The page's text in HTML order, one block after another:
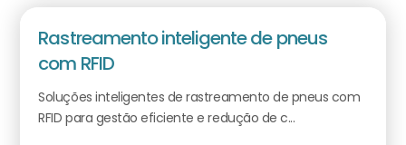
Rastreamento inteligente de pneus
com RFID
Soluções inteligentes de rastreamento de pneus com
RFID para gestão eficiente e redução de c...